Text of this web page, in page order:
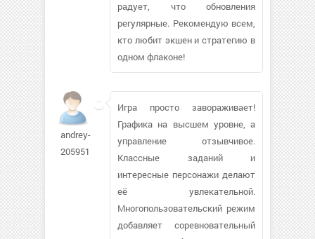
радует, что обновления
регулярные. Рекомендую всем,
кто любит экшен и стратегию в
одном флаконе!
andrey-
205951
Игра просто завораживает!
Графика на высшем уровне, а
управление отзывчивое.
Классные заданий и
интересные персонажи делают
её увлекательной.
Многопользовательский режим
добавляет соревновательный